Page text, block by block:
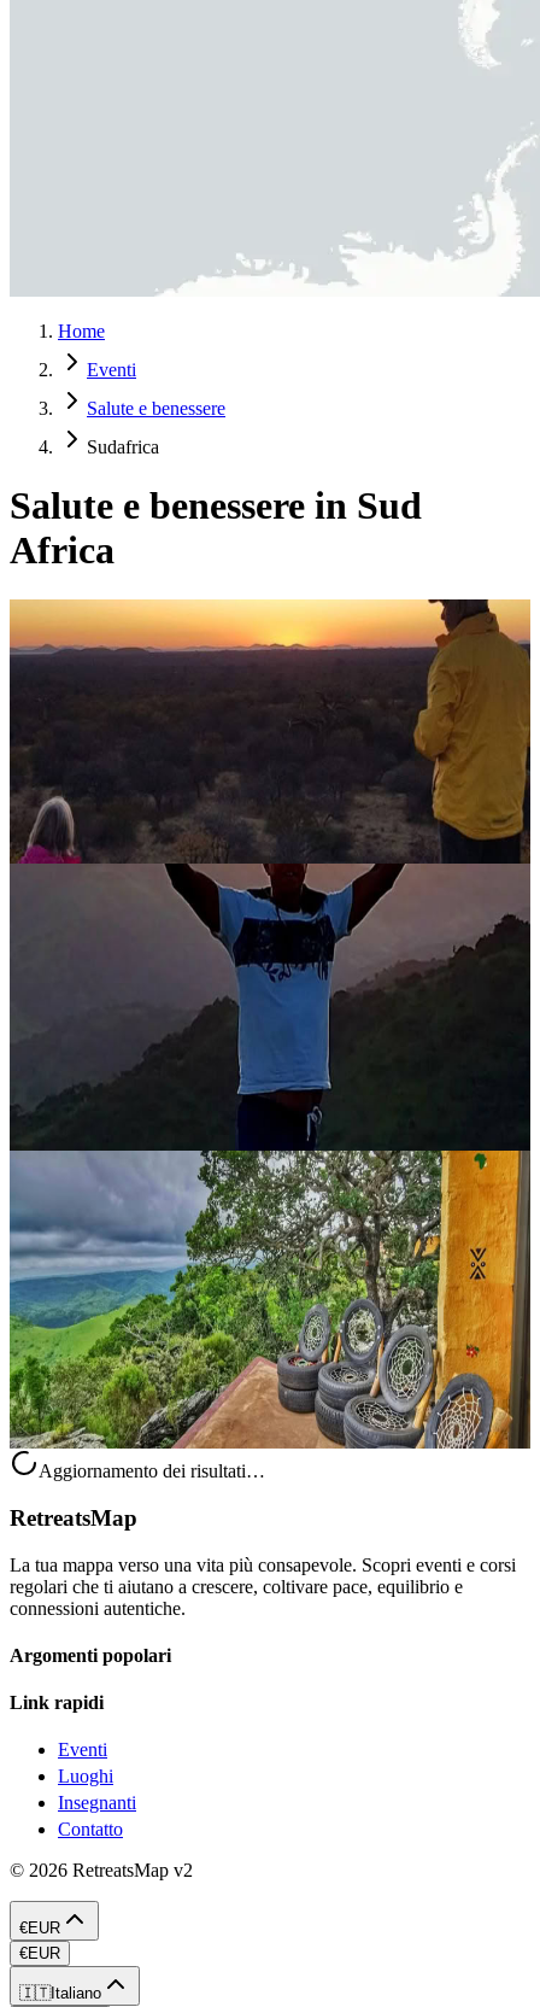
Home
Eventi
Salute e benessere
Sudafrica
Salute e benessere in Sud
Africa
Safari guidato in bush
Escursione guidata in veicolo nel bush. Durata 2 ore, R350 a
persona, con un minimo di due partecipanti. Disponibile solo per gli
ospiti che pernottano; non è prevista per i visitatori giornalieri. Gu...
350,00 ZAR
Musina, Sudafrica
Escursioni e tour alle cascate
Louis vi accompagnerà in avventure indimenticabili alla scoperta di
un massimo di cinque cascate. Questi tour prevedono escursioni
facili o di media difficoltà, che si snodano tra spiagge rocciose, po...
850,00 ZAR
Lusikisiki, Sudafrica
Workshop fuori rete
Questo ritiro di 4 giorni è pensato per chi desidera avvicinarsi in
modo concreto alle tecniche di coltivazione off-grid e sviluppare
competenze pratiche da portare nella propria esperienza quotidiana...
Su richiesta
Lusikisiki, Sudafrica
Aggiornamento dei risultati…
RetreatsMap
La tua mappa verso una vita più consapevole. Scopri eventi e corsi
regolari che ti aiutano a crescere, coltivare pace, equilibrio e
connessioni autentiche.
Argomenti popolari
Link rapidi
Eventi
Luoghi
Insegnanti
Contatto
© 2026 RetreatsMap v2
€EUR
€EUR
🇮🇹Italiano